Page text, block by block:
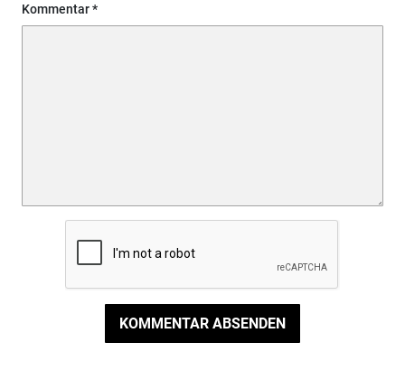
Kommentar
KOMMENTAR ABSENDEN